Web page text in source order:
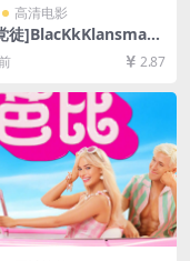
高清电影
徒]BlacKkKlansman
百度网盘+迅雷云盘资
超清未删减][MP4/8
英字幕]
2.87